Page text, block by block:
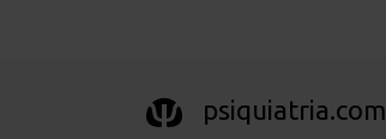
psiquiatria.com